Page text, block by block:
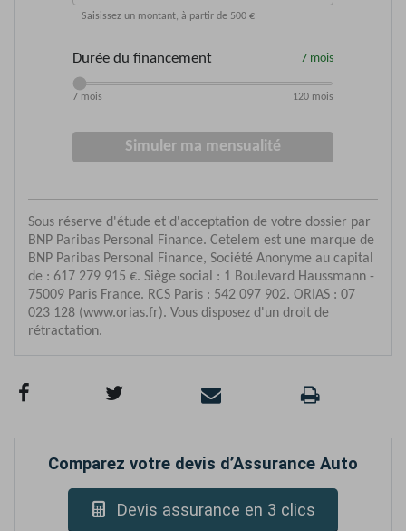
Comparez votre devis d’Assurance Auto
Devis assurance en 3 clics